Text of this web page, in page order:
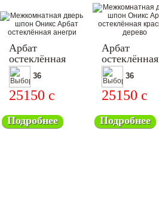
Арбат
остеклённая
36
25150 c
Подробнее
Арбат
остеклённая
36
25150 c
Подробнее